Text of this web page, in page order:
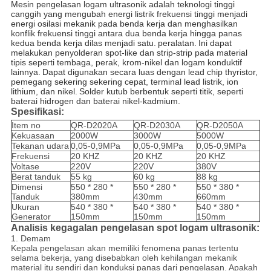
Mesin pengelasan logam ultrasonik adalah teknologi tinggi
canggih yang mengubah energi listrik frekuensi tinggi menjadi
energi osilasi mekanik pada benda kerja dan menghasilkan
konflik frekuensi tinggi antara dua benda kerja hingga panas
kedua benda kerja dilas menjadi satu. peralatan. Ini dapat
melakukan penyolderan spot-like dan strip-strip pada material
tipis seperti tembaga, perak, krom-nikel dan logam konduktif
lainnya. Dapat digunakan secara luas dengan lead chip thyristor,
pemegang sekering sekering cepat, terminal lead listrik, ion
lithium, dan nikel. Solder kutub berbentuk seperti titik, seperti
baterai hidrogen dan baterai nikel-kadmium.
Spesifikasi:
Item no QR-D2020A QR-D2030A
QR-D2050A
Kekuasaan
2000W 3000W
5000W
Tekanan udara0,05-0,9MPa 0,05-0,9MPa
0,05-0,9MPa
Frekuensi
20 KHZ 20 KHZ
20 KHZ
Voltase
220V 220V
380V
Berat tanduk
55 kg 60 kg
88 kg
Dimensi
Tanduk
550 * 280 *
380mm
550 * 280 *
430mm
550 * 380 *
660mm
Ukuran
Generator
540 * 380 *
150mm
540 * 380 *
150mm
540 * 380 *
150mm
Analisis kegagalan pengelasan spot logam ultrasonik:
1. Demam
Kepala pengelasan akan memiliki fenomena panas tertentu
selama bekerja, yang disebabkan oleh kehilangan mekanik
material itu sendiri dan konduksi panas dari pengelasan. Apakah